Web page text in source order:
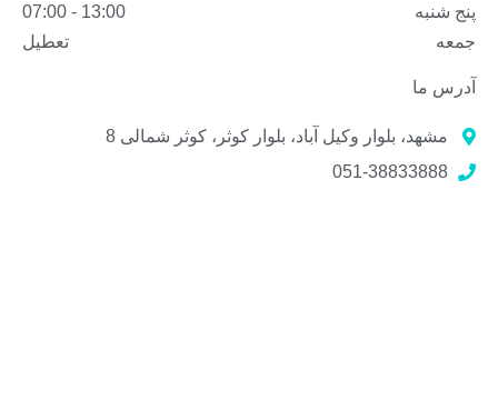
پنج شنبه
13:00 - 07:00
جمعه
تعطیل
آدرس ما
مشهد، بلوار وکیل آباد، بلوار کوثر، کوثر شمالی 8
051-38833888